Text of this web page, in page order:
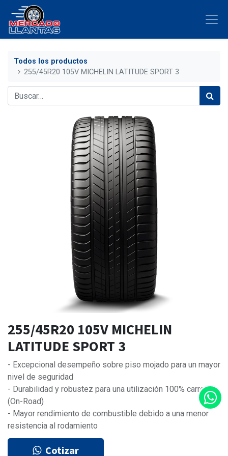
Todos los productos
255/45R20 105V MICHELIN LATITUDE SPORT 3
255/45R20 105V MICHELIN
LATITUDE SPORT 3
- Excepcional desempeño sobre piso mojado para un mayor
nivel de seguridad
- Durabilidad y robustez para una utilización 100% carretera
(On-Road)
- Mayor rendimiento de combustible debido a una menor
resistencia al rodamiento
Cotizar